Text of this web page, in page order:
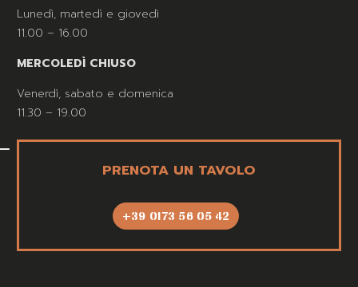
Lunedì, martedì e giovedì
11.00 – 16.00
MERCOLEDÌ CHIUSO
Venerdì, sabato e domenica
11.30 – 19.00
PRENOTA UN TAVOLO
+39 0173 56 05 42